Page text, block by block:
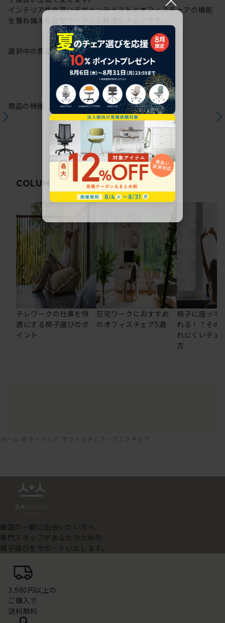
インテリア性の高いデザインテイストとオフィスチェアの機能
を兼ね備えた在宅ワークにも最適なチェアです。
選択中の商品情報保証注意事項
商品の特徴
COLUMN 関連コラム
テレワークの仕事を快
適にする椅子選びのポ
イント
在宅ワークにおすすめ
のオフィスチェア5選
椅子に座って
れる！？その
れにくいチェ
方
ホーム 椅子・チェア オフィスチェア・デスクチェア
最高の一脚に出会いたい方へ
専門スタッフがあなたのための
椅子選びをサポートいたします。
3,980円以上の
ご購入で
送料無料